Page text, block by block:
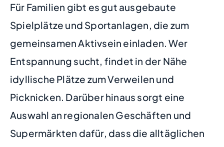
Für Familien gibt es gut ausgebaute
Spielplätze und Sportanlagen, die zum
gemeinsamen Aktivsein einladen. Wer
Entspannung sucht, findet in der Nähe
idyllische Plätze zum Verweilen und
Picknicken. Darüber hinaus sorgt eine
Auswahl an regionalen Geschäften und
Supermärkten dafür, dass die alltäglichen